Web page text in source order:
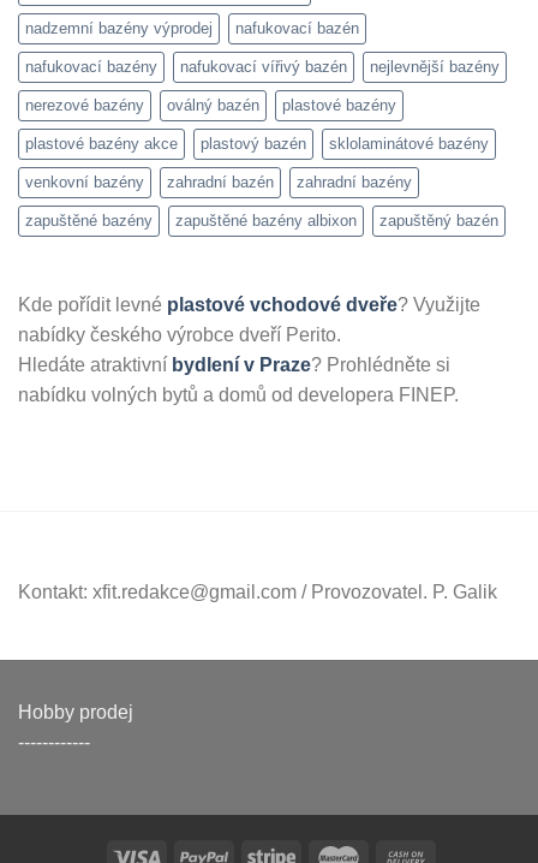
nadzemní bazény výprodej nafukovací bazén
nafukovací bazény nafukovací vířivý bazén nejlevnější bazény
nerezové bazény oválný bazén plastové bazény
plastové bazény akce plastový bazén sklolaminátové bazény
venkovní bazény zahradní bazén zahradní bazény
zapuštěné bazény zapuštěné bazény albixon zapuštěný bazén
Kde pořídit levné plastové vchodové dveře? Využijte
nabídky českého výrobce dveří Perito.
Hledáte atraktivní bydlení v Praze? Prohlédněte si
nabídku volných bytů a domů od developera FINEP.
Kontakt: xfit.redakce@gmail.com / Provozovatel. P. Galik
Hobby prodej
------------